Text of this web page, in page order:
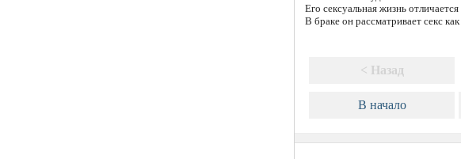
Его сексуальная жизнь
В браке он рассматривает секс
< Назад
В начало